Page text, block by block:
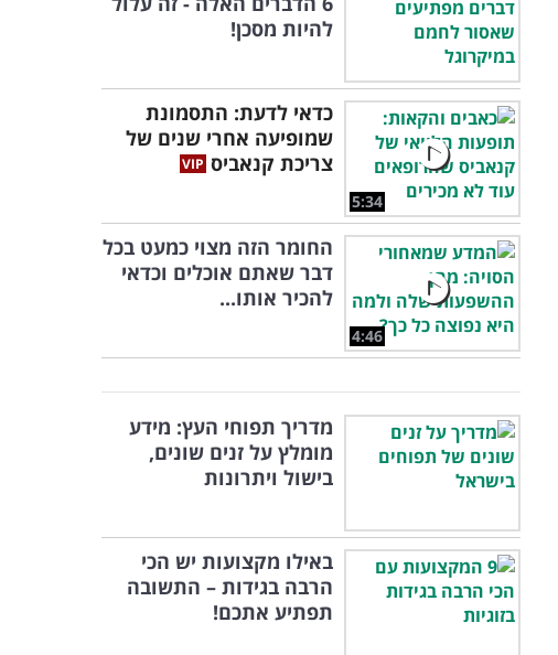
להיות מסכן!
5:34
כדאי לדעת: התסמונת
שמופיעה אחרי שנים של
צריכת קנאביס
4:46
החומר הזה מצוי כמעט בכל
דבר שאתם אוכלים וכדאי
להכיר אותו...
מדריך תפוחי העץ: מידע
מומלץ על זנים שונים,
בישול ויתרונות
באילו מקצועות יש הכי
הרבה בגידות – התשובה
תפתיע אתכם!